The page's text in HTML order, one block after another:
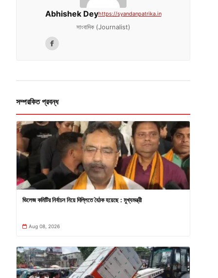
Abhishek Deyhttps://syandanpatrika.in
সাংবাদিক (Journalist)
সম্পরকিত প্রবন্ধ
ভিলেজ কমিটির নির্বাচন নিয়ে দিল্লিতে বৈঠক হয়েছে : মুখ্যমন্ত্রী
Aug 08, 2026